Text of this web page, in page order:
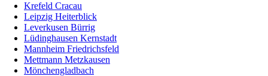
Krefeld Cracau
Leipzig Heiterblick
Leverkusen Bürrig
Lüdinghausen Kernstadt
Mannheim Friedrichsfeld
Mettmann Metzkausen
Mönchengladbach